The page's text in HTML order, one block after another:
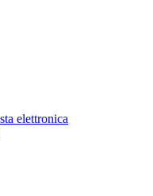
elettronica